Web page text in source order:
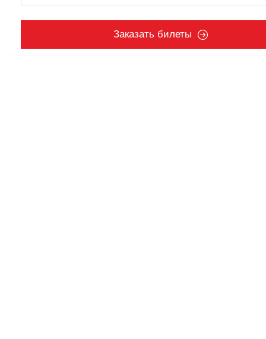
Заказать билеты